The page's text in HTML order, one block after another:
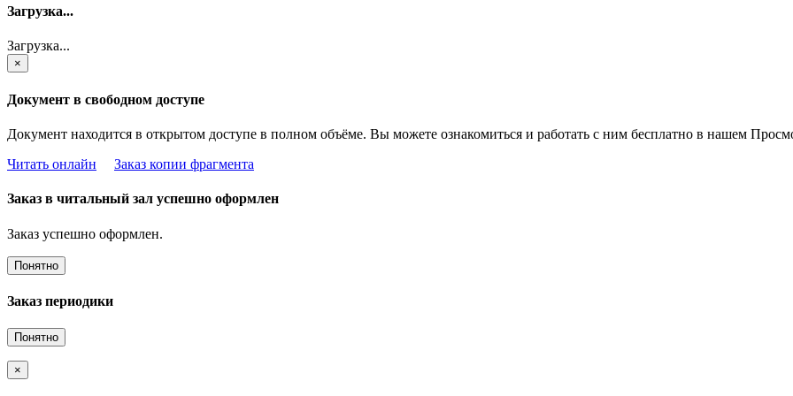
Загрузка...
Загрузка...
×
Документ в свободном доступе
Документ находится в открытом доступе в полном объёме. Вы можете ознакомиться и работать с ним бесплатно в нашем
Читать онлайн
Заказ копии фрагмента
Заказ в читальный зал успешно оформлен
Заказ успешно оформлен.
Понятно
Заказ периодики
Понятно
×